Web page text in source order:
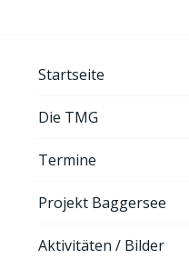
Startseite
Die TMG
Termine
Projekt Baggersee
Aktivitäten / Bilder